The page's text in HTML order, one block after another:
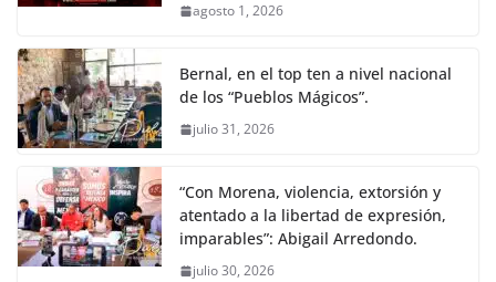
agosto 1, 2026
Bernal, en el top ten a nivel nacional
de los “Pueblos Mágicos”.
julio 31, 2026
“Con Morena, violencia, extorsión y
atentado a la libertad de expresión,
imparables”: Abigail Arredondo.
julio 30, 2026